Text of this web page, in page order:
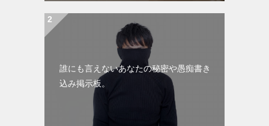
誰にも言えないあなたの秘密や愚痴書き
込み掲示板。